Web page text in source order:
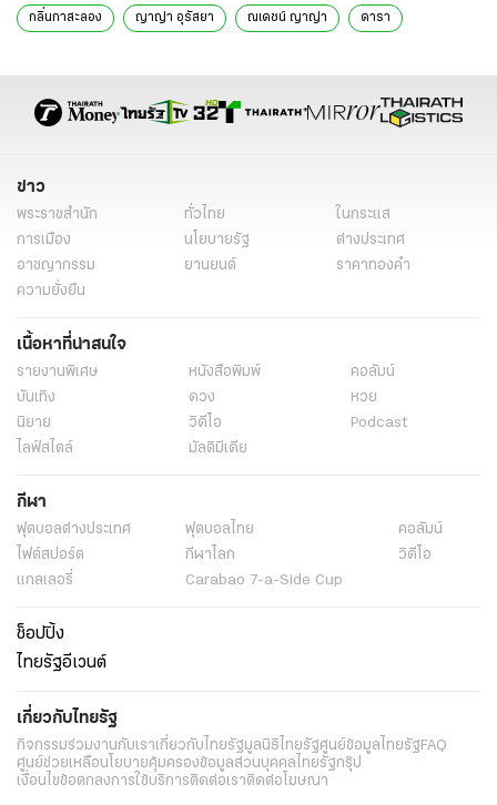
กลิ่นกาสะลอง ญาญ่า อุรัสยา ณเดชน์ ญาญ่า ดารา
ข่าว
พระราชสำนัก ทั่วไทย
ในกระแส
การเมือง
นโยบายรัฐ
ต่างประเทศ
อาชญากรรม
ยานยนต์
ราคาทองคำ
ความยั่งยืน
เนื้อหาที่น่าสนใจ
รายงานพิเศษ หนังสือพิมพ์
คอลัมน์
บันเทิง
ดวง
หวย
นิยาย
วิดีโอ
Podcast
ไลฟ์สไตล์
มัลติมีเดีย
กีฬา
ฟุตบอลต่่างประเทศ ฟุตบอลไทย
คอลัมน์
ไฟต์สปอร์ต
กีฬาโลก
วิดีโอ
แกลเลอรี่
Carabao 7-a-Side Cup
ช็อปปิ้ง
ไทยรัฐอีเวนต์
เกี่ยวกับไทยรัฐ
กิจกรรมร่วมงานกับเราเกี่ยวกับไทยรัฐมูลนิธิไทยรัฐศูนย์ข้อมูลไทยรัฐFAQ
ศูนย์ช่วยเหลือนโยบายคุ้มครองข้อมูลส่วนบุคคลไทยรัฐกรุ๊ป
เงื่อนไขข้อตกลงการใช้บริการติดต่อเราติดต่อโฆษณา